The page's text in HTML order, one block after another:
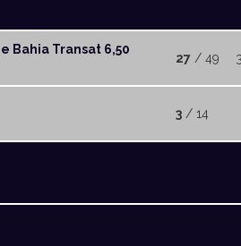
Bahia Transat 6,50
27 / 49
3 / 14